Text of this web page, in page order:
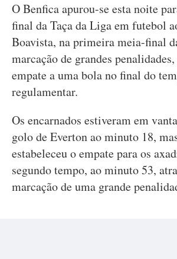
O Benfica apurou-se esta noite
final da Taça da Liga em futebol
Boavista, na primeira meia-final
marcação de grandes
empate a uma bola no final do
regulamentar.
Os encarnados estiveram em
golo de Everton ao minuto 18,
estabeleceu o empate para os
segundo tempo, ao minuto 53,
marcação de uma grande